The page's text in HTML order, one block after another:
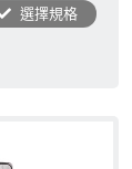
選擇規格